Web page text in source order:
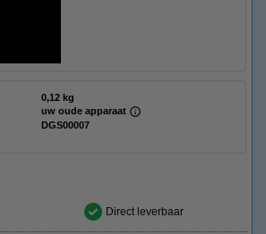
0,12 kg
uw oude apparaat
DGS00007
Direct leverbaar